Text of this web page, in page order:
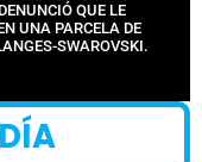
QUE LE
UNA PARCELA DE
SWAROVSKI.